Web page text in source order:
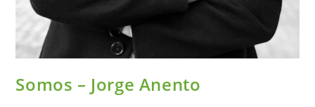
Somos – Jorge Anento